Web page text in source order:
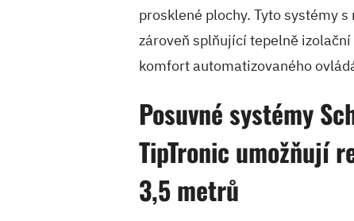
prosklené plochy. Tyto systémy
zároveň splňující tepelně
komfort automatizovaného
Posuvné systémy
TipTronic umožňují
3,5 metrů